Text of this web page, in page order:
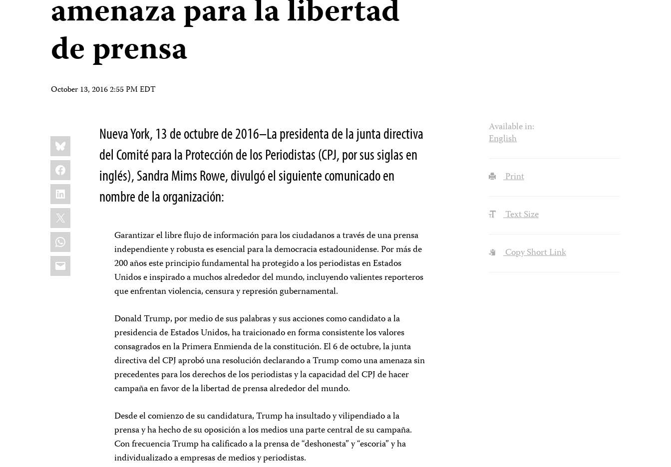
amenaza para la libertad
de prensa
October 13, 2016 2:55 PM EDT
Share
this:
Bluesky
Facebook
LinkedIn
X
WhatsApp
Email
Nueva York, 13 de octubre de 2016–La presidenta de la junta directiva
del Comité para la Protección de los Periodistas (CPJ, por sus siglas en
inglés), Sandra Mims Rowe, divulgó el siguiente comunicado en
nombre de la organización:
Garantizar el libre flujo de información para los ciudadanos a través de una prensa
independiente y robusta es esencial para la democracia estadounidense. Por más de
200 años este principio fundamental ha protegido a los periodistas en Estados
Unidos e inspirado a muchos alrededor del mundo, incluyendo valientes reporteros
que enfrentan violencia, censura y represión gubernamental.
Donald Trump, por medio de sus palabras y sus acciones como candidato a la
presidencia de Estados Unidos, ha traicionado en forma consistente los valores
consagrados en la Primera Enmienda de la constitución. El 6 de octubre, la junta
directiva del CPJ aprobó una resolución declarando a Trump como una amenaza sin
precedentes para los derechos de los periodistas y la capacidad del CPJ de hacer
campaña en favor de la libertad de prensa alrededor del mundo.
Desde el comienzo de su candidatura, Trump ha insultado y vilipendiado a la
prensa y ha hecho de su oposición a los medios una parte central de su campaña.
Con frecuencia Trump ha calificado a la prensa de “deshonesta” y “escoria” y ha
individualizado a empresas de medios y periodistas.
Available in:
English
Print
Text Size
Copy Short Link